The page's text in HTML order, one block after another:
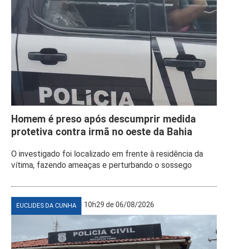
Homem é preso após descumprir medida
protetiva contra irmã no oeste da Bahia
O investigado foi localizado em frente à residência da
vítima, fazendo ameaças e perturbando o sossego
EUCLIDES DA CUNHA 10h29 de 06/08/2026